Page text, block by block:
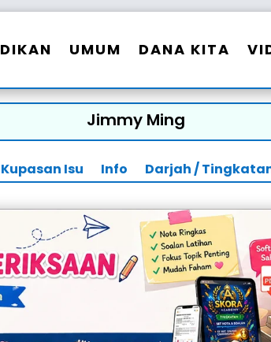
UMUM DANA KITA
Jimmy Ming
Kupasan Isu Info Darjah /